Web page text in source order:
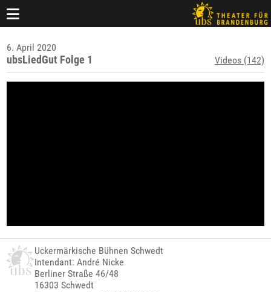
6. April 2020
ubsLiedGut Folge 1 Videos (142)
Uckermärkische Bühnen Schwedt
Intendant: André Nicke
Berliner Straße 46/48
16303 Schwedt